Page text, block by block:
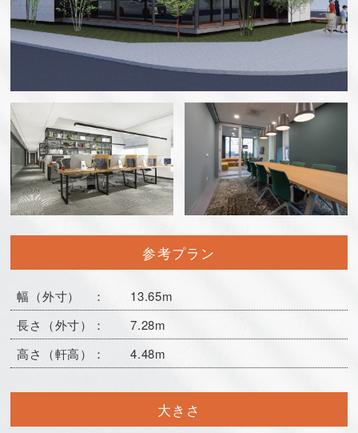
参考プラン
幅（外寸） ： 13.65m
長さ（外寸）： 7.28m
高さ（軒高）： 4.48m
大きさ